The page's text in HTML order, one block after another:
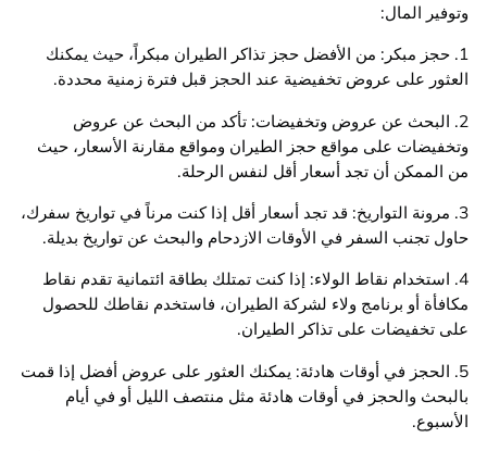
وتوفير المال:
1. حجز مبكر: من الأفضل حجز تذاكر الطيران مبكراً، حيث يمكنك
العثور على عروض تخفيضية عند الحجز قبل فترة زمنية محددة.
2. البحث عن عروض وتخفيضات: تأكد من البحث عن عروض
وتخفيضات على مواقع حجز الطيران ومواقع مقارنة الأسعار، حيث
من الممكن أن تجد أسعار أقل لنفس الرحلة.
3. مرونة التواريخ: قد تجد أسعار أقل إذا كنت مرناً في تواريخ سفرك،
حاول تجنب السفر في الأوقات الازدحام والبحث عن تواريخ بديلة.
4. استخدام نقاط الولاء: إذا كنت تمتلك بطاقة ائتمانية تقدم نقاط
مكافأة أو برنامج ولاء لشركة الطيران، فاستخدم نقاطك للحصول
على تخفيضات على تذاكر الطيران.
5. الحجز في أوقات هادئة: يمكنك العثور على عروض أفضل إذا قمت
بالبحث والحجز في أوقات هادئة مثل منتصف الليل أو في أيام
الأسبوع.